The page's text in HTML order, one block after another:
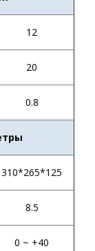
12
20
0.8
310*265*125
8.5
0 ~ +40